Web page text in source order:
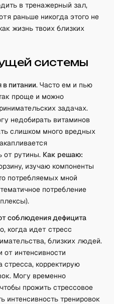
в тренажерный зал,
раньше никогда этого не
жизнь твоих близких
системы
в питании. Часто ем и пью
проще и можно
задачах.
недобирать витаминов
слишком много вредных
от рутины. Как решаю:
изучаю компоненты
потребляемых мной
потребление
соблюдения дефицита
когда идет стресс
близких людей.
от интенсивности
стресса, корректирую
Могу временно
прожить стрессовое
интенсивность тренировок